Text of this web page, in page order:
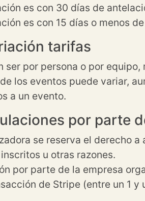
es con 30 días de
es con 15 días o menos
tarifas
ser por persona o por
los eventos puede variar,
a un evento.
por parte
se reserva el derecho
u otras razones.
por parte de la empresa
de Stripe (entre un 1 y